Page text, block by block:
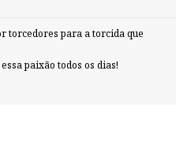
torcedores para a torcida que
paixão todos os dias!